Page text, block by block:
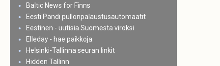
Baltic News for Finns
Eesti Pandi pullonpalaustusautomaatit
Eestinen - uutisia Suomesta viroksi
Elleday - hae paikkoja
Helsinki-Tallinna seuran linkit
Hidden Tallinn